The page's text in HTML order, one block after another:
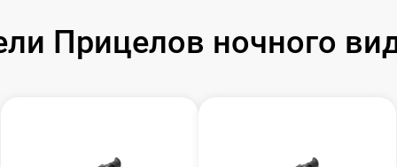
от 60 мин
Прицелов ночного